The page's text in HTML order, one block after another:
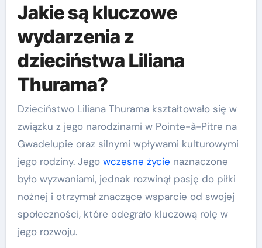
Jakie są kluczowe
wydarzenia z
dzieciństwa Liliana
Thurama?
Dzieciństwo Liliana Thurama kształtowało się w
związku z jego narodzinami w Pointe-à-Pitre na
Gwadelupie oraz silnymi wpływami kulturowymi
jego rodziny. Jego wczesne życie naznaczone
było wyzwaniami, jednak rozwinął pasję do piłki
nożnej i otrzymał znaczące wsparcie od swojej
społeczności, które odegrało kluczową rolę w
jego rozwoju.